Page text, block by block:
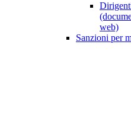
web)
Sanzioni per